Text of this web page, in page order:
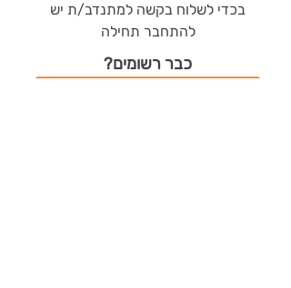
בכדי לשלוח בקשה למתנדב/ת יש
להתחבר תחילה
כבר רשומים?